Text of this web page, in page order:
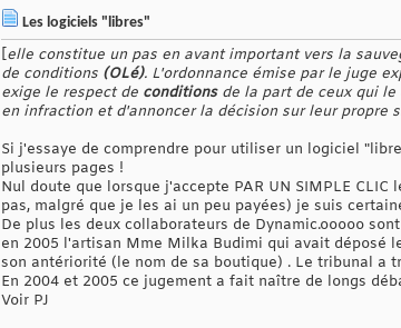
Les logiciels "libres"
[elle constitue un pas en avant important vers la
de conditions (OLé). L'ordonnance émise par le juge
exige le respect de conditionsde la part de ceux qui le
en infraction et d'annoncer la décision sur leur propre
Si j'essaye de comprendre pour utiliser un logiciel
plusieurs pages !
Nul doute que lorsque j'accepte PAR UN SIMPLE
pas, malgré que je les ai un peu payées) je suis
De plus les deux collaborateurs de Dynamic.ooooo
en 2005 l'artisan Mme Milka Budimi qui avait déposé
son antériorité (le nom de sa boutique) . Le tribunal a
En 2004 et 2005 ce jugement a fait naître de longs
Voir PJ